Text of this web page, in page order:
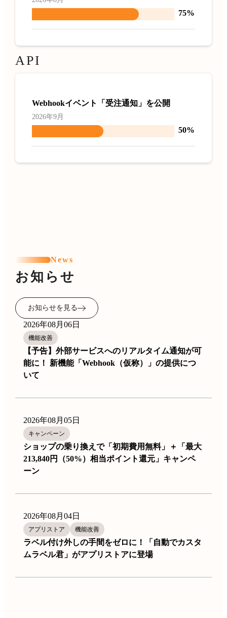
75%
API
Webhookイベント「受注通知」を公開
2026年9月
50%
News
お知らせ
お知らせを見る
2026年08月06日
機能改善
【予告】外部サービスへのリアルタイム通知が可
能に！ 新機能「Webhook（仮称）」の提供につ
いて
2026年08月05日
キャンペーン
ショップの乗り換えで「初期費用無料」＋「最大
213,840円（50%）相当ポイント還元」キャンペ
ーン
2026年08月04日
アプリストア 機能改善
ラベル付け外しの手間をゼロに！「自動でカスタ
ムラベル君」がアプリストアに登場